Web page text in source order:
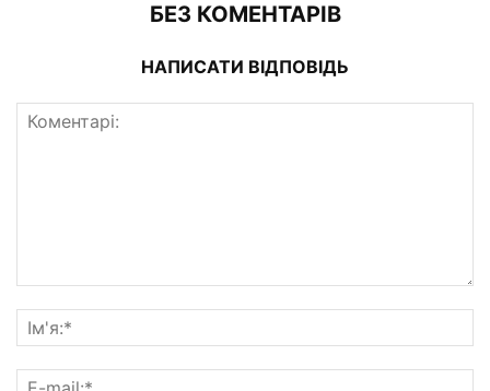
БЕЗ КОМЕНТАРІВ
НАПИСАТИ ВІДПОВІДЬ